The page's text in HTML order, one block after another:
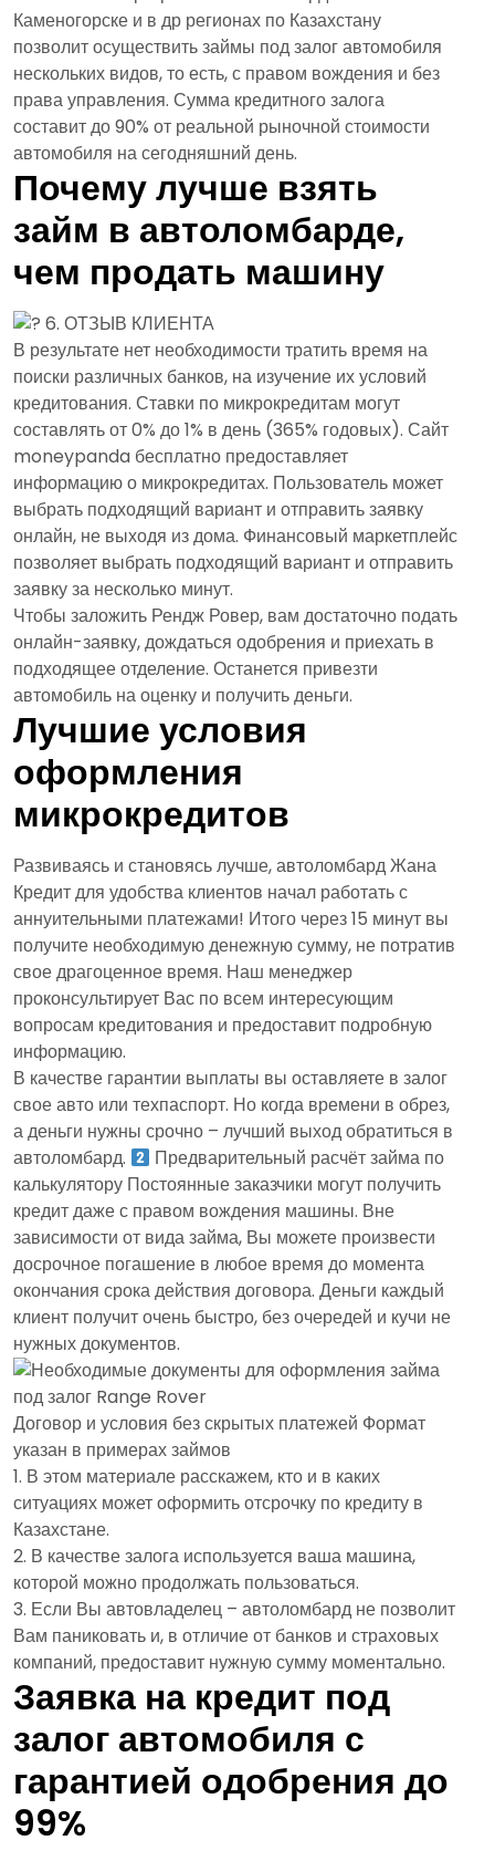
Каменогорске и в др регионах по Казахстану
позволит осуществить займы под залог автомобиля
нескольких видов, то есть, с правом вождения и без
права управления. Сумма кредитного залога
составит до 90% от реальной рыночной стоимости
автомобиля на сегодняшний день.
Почему лучше взять
займ в автоломбарде,
чем продать машину
В результате нет необходимости тратить время на
поиски различных банков, на изучение их условий
кредитования. Ставки по микрокредитам могут
составлять от 0% до 1% в день (365% годовых). Сайт
moneypanda бесплатно предоставляет
информацию о микрокредитах. Пользователь может
выбрать подходящий вариант и отправить заявку
онлайн, не выходя из дома. Финансовый маркетплейс
позволяет выбрать подходящий вариант и отправить
заявку за несколько минут.
Чтобы заложить Рендж Ровер, вам достаточно подать
онлайн-заявку, дождаться одобрения и приехать в
подходящее отделение. Останется привезти
автомобиль на оценку и получить деньги.
Лучшие условия
оформления
микрокредитов
Развиваясь и становясь лучше, автоломбард Жана
Кредит для удобства клиентов начал работать с
аннуительными платежами! Итого через 15 минут вы
получите необходимую денежную сумму, не потратив
свое драгоценное время. Наш менеджер
проконсультирует Вас по всем интересующим
вопросам кредитования и предоставит подробную
информацию.
В качестве гарантии выплаты вы оставляете в залог
свое авто или техпаспорт. Но когда времени в обрез,
а деньги нужны срочно – лучший выход обратиться в
автоломбард.
Предварительный расчёт займа по
калькулятору Постоянные заказчики могут получить
кредит даже с правом вождения машины. Вне
зависимости от вида займа, Вы можете произвести
досрочное погашение в любое время до момента
окончания срока действия договора. Деньги каждый
клиент получит очень быстро, без очередей и кучи не
нужных документов.
Договор и условия без скрытых платежей Формат
указан в примерах займов
В этом материале расскажем, кто и в каких
ситуациях может оформить отсрочку по кредиту в
Казахстане.
В качестве залога используется ваша машина,
которой можно продолжать пользоваться.
Если Вы автовладелец – автоломбард не позволит
Вам паниковать и, в отличие от банков и страховых
компаний, предоставит нужную сумму моментально.
Заявка на кредит под
залог автомобиля с
гарантией одобрения до
99%